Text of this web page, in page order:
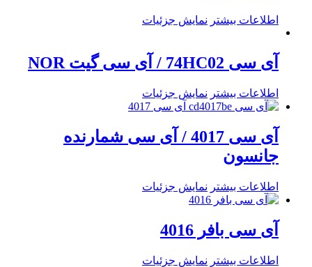
اطلاعات بیشتر نمایش جزئیات
آی سی 74HC02 / آی سی گیت NOR
اطلاعات بیشتر نمایش جزئیات
آی سی 4017 / آی سی شمارنده
جانسون
اطلاعات بیشتر نمایش جزئیات
آی سی بافر 4016
اطلاعات بیشتر نمایش جزئیات